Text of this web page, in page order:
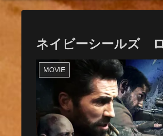
ネイビーシールズ
MOVIE